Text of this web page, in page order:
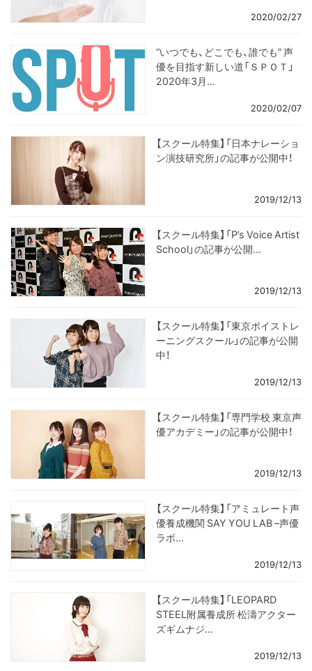
2020/02/27
“いつでも、どこでも、誰でも” 声
優を目指す新しい道「ＳＰＯＴ」
2020年3月...
2020/02/07
【スクール特集】「日本ナレーショ
ン演技研究所」の記事が公開中！
2019/12/13
【スクール特集】「P’s Voice Artist
School」の記事が公開...
2019/12/13
【スクール特集】「東京ボイストレ
ーニングスクール」の記事が公開
中！
2019/12/13
【スクール特集】「専門学校 東京声
優アカデミー」の記事が公開中！
2019/12/13
【スクール特集】「アミュレート声
優養成機関 SAY YOU LAB –声優
ラボ...
2019/12/13
【スクール特集】「LEOPARD
STEEL附属養成所 松濤アクター
ズギムナジ...
2019/12/13